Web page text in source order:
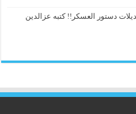
دستور العسكر!! كتبه عزالدين